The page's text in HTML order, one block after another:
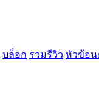
บล็อก รวมรีวิว หัวข้อน